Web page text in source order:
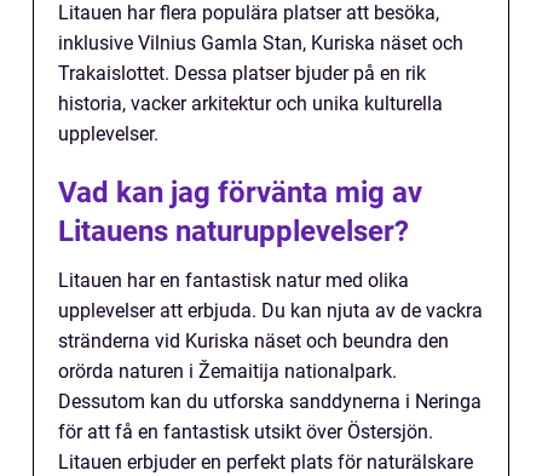
Litauen har flera populära platser att besöka,
inklusive Vilnius Gamla Stan, Kuriska näset och
Trakaislottet. Dessa platser bjuder på en rik
historia, vacker arkitektur och unika kulturella
upplevelser.
Vad kan jag förvänta mig av
Litauens naturupplevelser?
Litauen har en fantastisk natur med olika
upplevelser att erbjuda. Du kan njuta av de vackra
stränderna vid Kuriska näset och beundra den
orörda naturen i Žemaitija nationalpark.
Dessutom kan du utforska sanddynerna i Neringa
för att få en fantastisk utsikt över Östersjön.
Litauen erbjuder en perfekt plats för naturälskare